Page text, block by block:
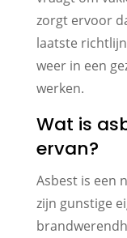
zorgt ervoor
laatste
weer in een
werken.
Wat is
ervan?
Asbest is een
zijn gunstige